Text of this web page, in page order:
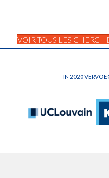
VOIR TOUS LES
IN 2020